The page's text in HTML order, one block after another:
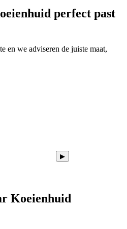
perfect past
en we adviseren de juiste maat,
▶
Koeienhuid